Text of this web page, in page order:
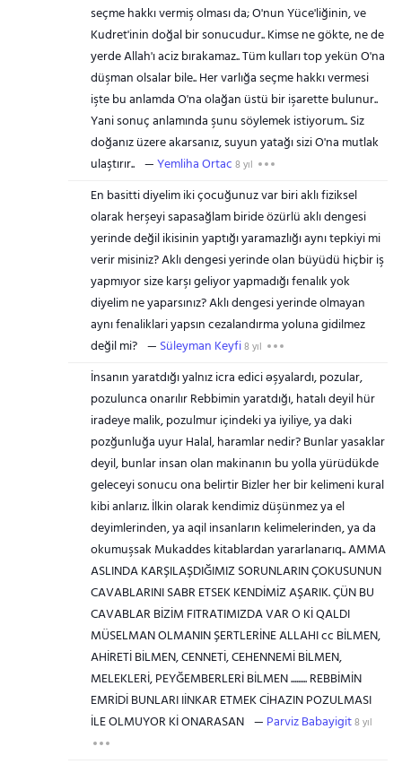
seçme hakkı vermiş olması da; O'nun Yüce'liğinin, ve
Kudret'inin doğal bir sonucudur.. Kimse ne gökte, ne de
yerde Allah'ı aciz bırakamaz.. Tüm kulları top yekün O'na
düşman olsalar bile.. Her varlığa seçme hakkı vermesi
işte bu anlamda O'na olağan üstü bir işarette bulunur..
Yani sonuç anlamında şunu söylemek istiyorum.. Siz
doğanız üzere akarsanız, suyun yatağı sizi O'na mutlak
ulaştırır..
Yemliha Ortac 8 yıl
En basitti diyelim iki çocuğunuz var biri aklı fiziksel
olarak herşeyi sapasağlam biride özürlü aklı dengesi
yerinde değil ikisinin yaptığı yaramazlığı aynı tepkiyi mi
verir misiniz? Aklı dengesi yerinde olan büyüdü hiçbir iş
yapmıyor size karşı geliyor yapmadığı fenalık yok
diyelim ne yaparsınız? Aklı dengesi yerinde olmayan
aynı fenaliklari yapsın cezalandırma yoluna gidilmez
değil mi?
Süleyman Keyfi8 yıl
İnsanın yaratdığı yalnız icra edici əşyalardı, pozular,
pozulunca onarılır Rebbimin yaratdığı, hatalı deyil hür
iradeye malik, pozulmur içindeki ya iyiliye, ya daki
pozğunluğa uyur Halal, haramlar nedir? Bunlar yasaklar
deyil, bunlar insan olan makinanın bu yolla yürüdükde
geleceyi sonucu ona belirtir Bizler her bir kelimeni kural
kibi anlarız. İlkin olarak kendimiz düşünmez ya el
deyimlerinden, ya aqil insanların kelimelerinden, ya da
okumuşsak Mukaddes kitablardan yararlanarıq.. AMMA
ASLINDA KARŞILAŞDIĞIMIZ SORUNLARIN ÇOKUSUNUN
CAVABLARINI SABR ETSEK KENDİMİZ AŞARIK. ÇÜN BU
CAVABLAR BİZİM FITRATIMIZDA VAR O Kİ QALDI
MÜSELMAN OLMANIN ŞERTLERİNE ALLAHI cc BİLMEN,
AHİRETİ BİLMEN, CENNETİ, CEHENNEMİ BİLMEN,
MELEKLERİ, PEYĞEMBERLERİ BİLMEN ......... REBBİMİN
EMRİDİ BUNLARI IİNKAR ETMEK CİHAZIN POZULMASI
İLE OLMUYOR Kİ ONARASAN
Parviz Babayigit8 yıl